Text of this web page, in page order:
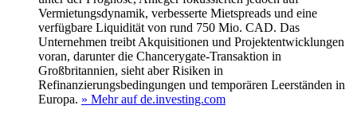
Vermietungsdynamik, verbesserte Mietspreads und eine
verfügbare Liquidität von rund 750 Mio. CAD. Das
Unternehmen treibt Akquisitionen und Projektentwicklungen
voran, darunter die Chancerygate-Transaktion in
Großbritannien, sieht aber Risiken in
Refinanzierungsbedingungen und temporären Leerständen in
Europa. » Mehr auf de.investing.com